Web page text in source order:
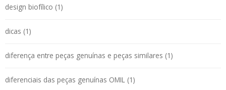
design biofílico (1)
dicas (1)
diferença entre peças genuínas e peças similares (1)
diferenciais das peças genuínas OMIL (1)